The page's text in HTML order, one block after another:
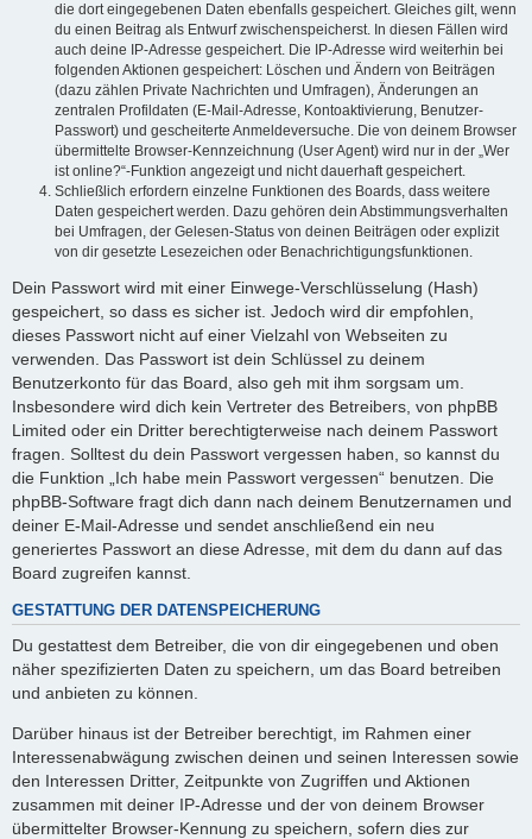
die dort eingegebenen Daten ebenfalls gespeichert. Gleiches gilt, wenn
du einen Beitrag als Entwurf zwischenspeicherst. In diesen Fällen wird
auch deine IP-Adresse gespeichert. Die IP-Adresse wird weiterhin bei
folgenden Aktionen gespeichert: Löschen und Ändern von Beiträgen
(dazu zählen Private Nachrichten und Umfragen), Änderungen an
zentralen Profildaten (E-Mail-Adresse, Kontoaktivierung, Benutzer-
Passwort) und gescheiterte Anmeldeversuche. Die von deinem Browser
übermittelte Browser-Kennzeichnung (User Agent) wird nur in der „Wer
ist online?“-Funktion angezeigt und nicht dauerhaft gespeichert.
Schließlich erfordern einzelne Funktionen des Boards, dass weitere
Daten gespeichert werden. Dazu gehören dein Abstimmungsverhalten
bei Umfragen, der Gelesen-Status von deinen Beiträgen oder explizit
von dir gesetzte Lesezeichen oder Benachrichtigungsfunktionen.
Dein Passwort wird mit einer Einwege-Verschlüsselung (Hash)
gespeichert, so dass es sicher ist. Jedoch wird dir empfohlen,
dieses Passwort nicht auf einer Vielzahl von Webseiten zu
verwenden. Das Passwort ist dein Schlüssel zu deinem
Benutzerkonto für das Board, also geh mit ihm sorgsam um.
Insbesondere wird dich kein Vertreter des Betreibers, von phpBB
Limited oder ein Dritter berechtigterweise nach deinem Passwort
fragen. Solltest du dein Passwort vergessen haben, so kannst du
die Funktion „Ich habe mein Passwort vergessen“ benutzen. Die
phpBB-Software fragt dich dann nach deinem Benutzernamen und
deiner E-Mail-Adresse und sendet anschließend ein neu
generiertes Passwort an diese Adresse, mit dem du dann auf das
Board zugreifen kannst.
GESTATTUNG DER DATENSPEICHERUNG
Du gestattest dem Betreiber, die von dir eingegebenen und oben
näher spezifizierten Daten zu speichern, um das Board betreiben
und anbieten zu können.
Darüber hinaus ist der Betreiber berechtigt, im Rahmen einer
Interessenabwägung zwischen deinen und seinen Interessen sowie
den Interessen Dritter, Zeitpunkte von Zugriffen und Aktionen
zusammen mit deiner IP-Adresse und der von deinem Browser
übermittelter Browser-Kennung zu speichern, sofern dies zur